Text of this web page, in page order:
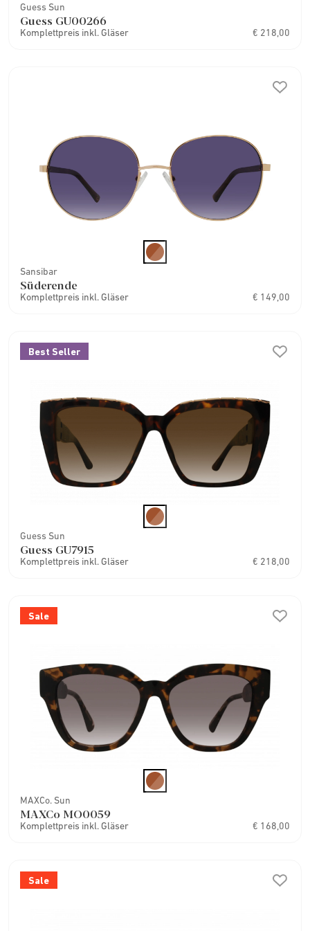
Guess Sun
Guess GU00266
Komplettpreis inkl. Gläser € 218,00
Sansibar
Süderende
Komplettpreis inkl. Gläser € 149,00
Best Seller
Guess Sun
Guess GU7915
Komplettpreis inkl. Gläser € 218,00
Sale
MAXCo. Sun
MAXCo MO0059
Komplettpreis inkl. Gläser € 168,00
Sale